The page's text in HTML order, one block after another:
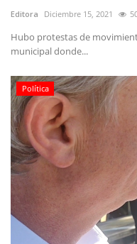
Editora Diciembre 15, 2021
Hubo protestas de
municipal donde...
Política